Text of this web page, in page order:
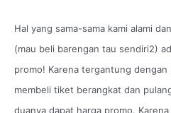
Hal yang sama-sama kami alami
(mau beli barengan tau sendiri2)
promo! Karena tergantung dengan
membeli tiket berangkat dan
duanya dapat harga promo.